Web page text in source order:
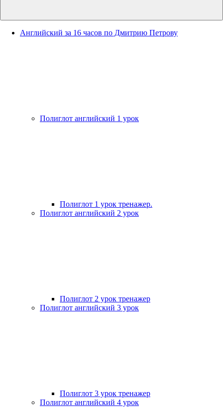
Английский за 16 часов по Дмитрию Петрову
Полиглот английский 1 урок
Полиглот 1 урок тренажер.
Полиглот английский 2 урок
Полиглот 2 урок тренажер
Полиглот английский 3 урок
Полиглот 3 урок тренажер
Полиглот английский 4 урок